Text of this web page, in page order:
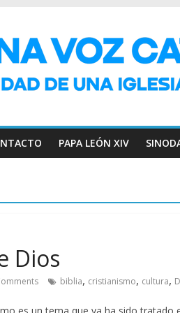
PAPA LEÓN XIV
Dios
biblia, cristianismo, cultura,